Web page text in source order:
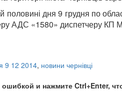
дня 9 грудня по
АДС «1580» диспетчеру КП
9 12 2014, новини чернівці
и нажмите Ctrl+Enter,